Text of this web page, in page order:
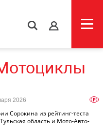
s
Сорокина из рейтинг-теста
область и Мото-Авто-
2026 p